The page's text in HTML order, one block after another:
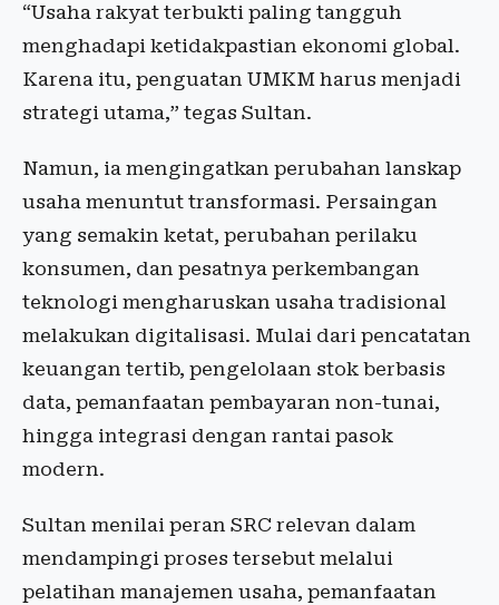
“Usaha rakyat terbukti paling tangguh
menghadapi ketidakpastian ekonomi global.
Karena itu, penguatan UMKM harus menjadi
strategi utama,” tegas Sultan.
Namun, ia mengingatkan perubahan lanskap
usaha menuntut transformasi. Persaingan
yang semakin ketat, perubahan perilaku
konsumen, dan pesatnya perkembangan
teknologi mengharuskan usaha tradisional
melakukan digitalisasi. Mulai dari pencatatan
keuangan tertib, pengelolaan stok berbasis
data, pemanfaatan pembayaran non-tunai,
hingga integrasi dengan rantai pasok
modern.
Sultan menilai peran SRC relevan dalam
mendampingi proses tersebut melalui
pelatihan manajemen usaha, pemanfaatan